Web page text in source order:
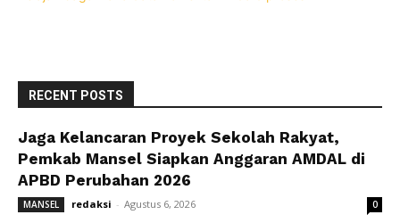
RECENT POSTS
Jaga Kelancaran Proyek Sekolah Rakyat,
Pemkab Mansel Siapkan Anggaran AMDAL di
APBD Perubahan 2026
MANSEL redaksi - Agustus 6, 2026 0